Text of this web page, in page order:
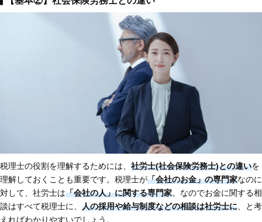
税理士の役割を理解するためには、 社労士(社会保険労務士)との違いを
理解しておくことも重要です。税理士が「会社のお金」の専門家なのに
対して、社労士は「会社の人」に関する専門家。なのでお金に関する相
談はすべて税理士に、 人の採用や給与制度などの相談は社労士に、と考
えればわかりやすいでしょう。